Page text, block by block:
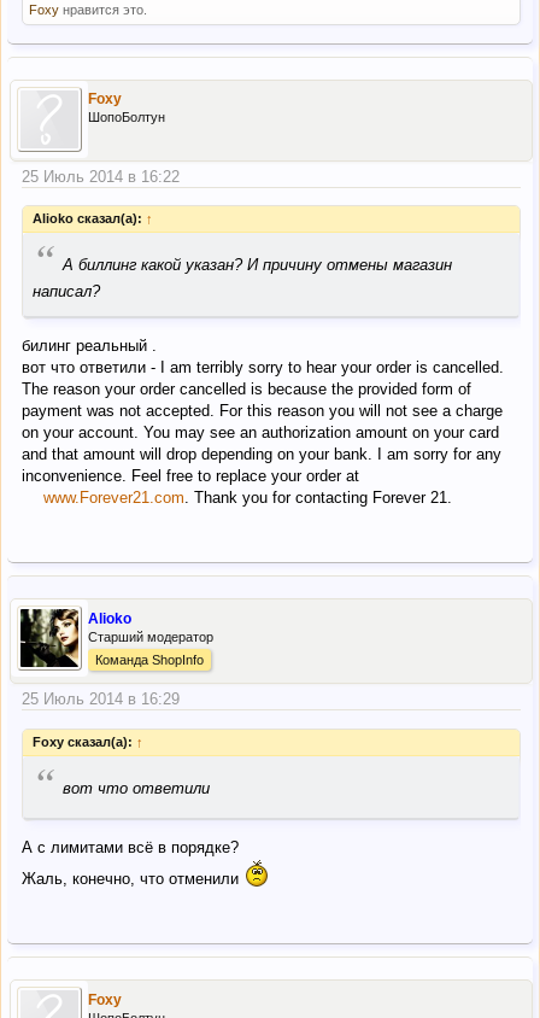
Foxy нравится это.
Foxy
ШопоБолтун
25 Июль 2014 в 16:22
Alioko сказал(а): ↑
“ А биллинг какой указан? И причину отмены магазин
написал?
билинг реальный .
вот что ответили - I am terribly sorry to hear your order is cancelled.
The reason your order cancelled is because the provided form of
payment was not accepted. For this reason you will not see a charge
on your account. You may see an authorization amount on your card
and that amount will drop depending on your bank. I am sorry for any
inconvenience. Feel free to replace your order at
www.Forever21.com. Thank you for contacting Forever 21.
Alioko
Старший модератор
Команда ShopInfo
25 Июль 2014 в 16:29
Foxy сказал(а): ↑
“ вот что ответили
А с лимитами всё в порядке?
Жаль, конечно, что отменили
Foxy